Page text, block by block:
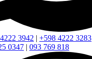
3942 | +598 4222 3283
0347 | 093 769 818